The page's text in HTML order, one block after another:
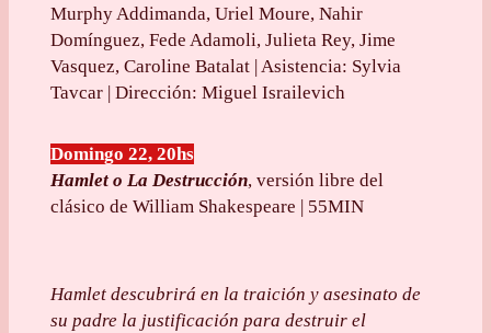
Murphy Addimanda, Uriel Moure, Nahir
Domínguez, Fede Adamoli, Julieta Rey, Jime
Vasquez, Caroline Batalat | Asistencia: Sylvia
Tavcar | Dirección: Miguel Israilevich
Domingo 22, 20hs
Hamlet o La Destrucción, versión libre del
clásico de William Shakespeare | 55MIN
Hamlet descubrirá en la traición y asesinato de
su padre la justificación para destruir el